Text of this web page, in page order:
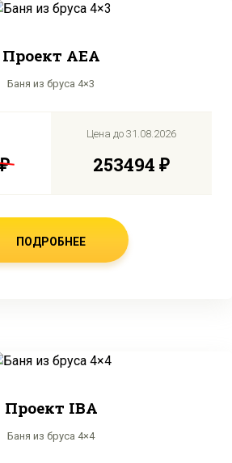
Проект AEA
Баня из бруса 4×3
Цена до 31.08.2026
253494 ₽
ПОДРОБНЕЕ
Проект IBA
Баня из бруса 4×4